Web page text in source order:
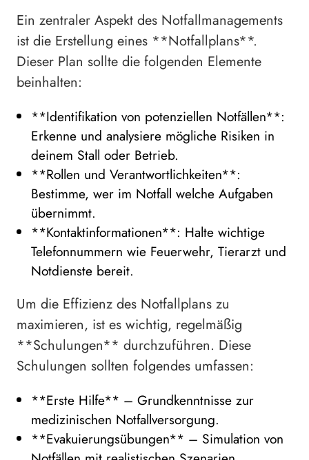
Ein zentraler Aspekt des Notfallmanagements
ist die Erstellung eines **Notfallplans**.
Dieser Plan sollte die folgenden Elemente
beinhalten:
**Identifikation von potenziellen Notfällen**:
Erkenne und analysiere mögliche Risiken in
deinem Stall oder Betrieb.
**Rollen und Verantwortlichkeiten**:
Bestimme, wer im Notfall welche Aufgaben
übernimmt.
**Kontaktinformationen**: Halte wichtige
Telefonnummern wie Feuerwehr, Tierarzt und
Notdienste bereit.
Um die Effizienz des Notfallplans zu
maximieren, ist es wichtig, regelmäßig
**Schulungen** durchzuführen. Diese
Schulungen sollten folgendes umfassen:
**Erste Hilfe** – Grundkenntnisse zur
medizinischen Notfallversorgung.
**Evakuierungsübungen** – Simulation von